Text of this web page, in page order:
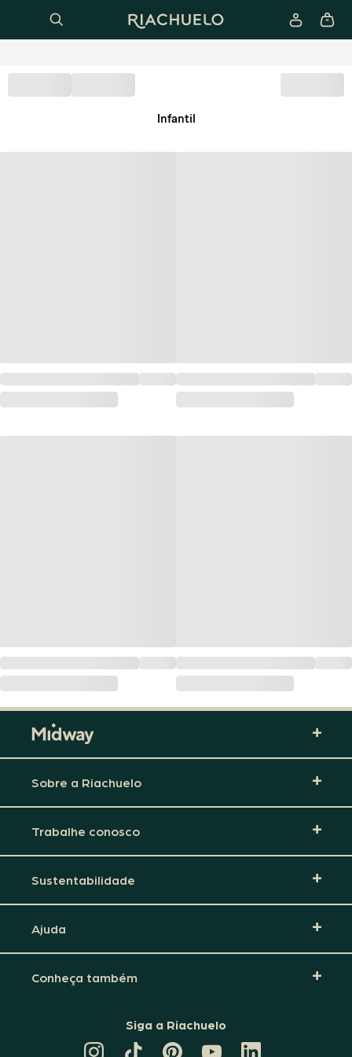
Infantil
Sobre a Riachuelo
Trabalhe conosco
Sustentabilidade
Ajuda
Conheça também
Siga a Riachuelo
CANAL